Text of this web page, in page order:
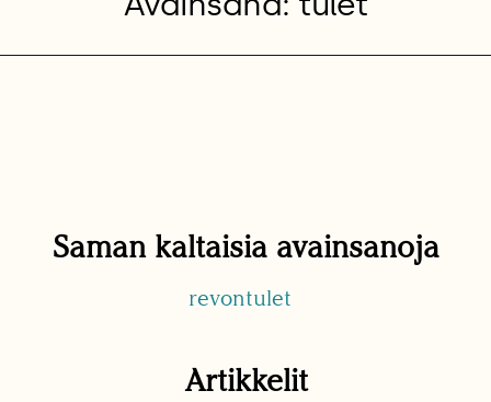
Saman kaltaisia avainsanoja
revontulet
Artikkelit